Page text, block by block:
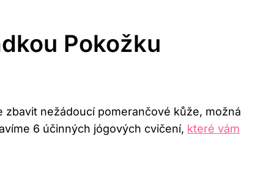
Pokožku
nežádoucí pomerančové kůže, možná
6 účinných jógových cvičení, které vám